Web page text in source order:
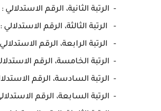
- الرتبة الثانية، الرقم الاستدلالي : 253 ؛
- الرتبة الثالثة، الرقم الاستدلالي : 274 ؛
- الرتبة الرابعة، الرقم الاستدلالي :
- الرتبة الخامسة، الرقم الاستدلالي :
- الرتبة السادسة، الرقم الاستدلالي :
- الرتبة السابعة، الرقم الاستدلالي :